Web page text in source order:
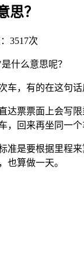
思？
3517次
什么意思呢？
，有的在这句
达票票面上会写
回来再坐同一
是要根据里程
也算做一天。